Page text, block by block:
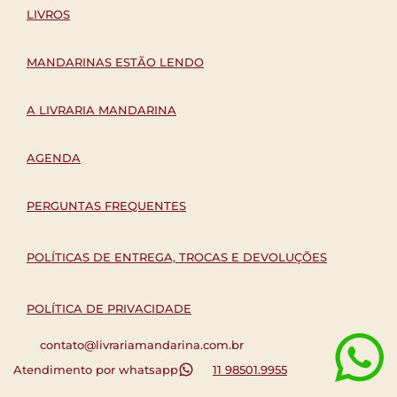
LIVROS
MANDARINAS ESTÃO LENDO
A LIVRARIA MANDARINA
AGENDA
PERGUNTAS FREQUENTES
POLÍTICAS DE ENTREGA, TROCAS E DEVOLUÇÕES
POLÍTICA DE PRIVACIDADE
contato@livrariamandarina.com.br
Atendimento por whatsapp
11 98501.9955